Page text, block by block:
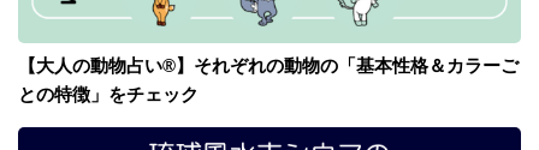
【大人の動物占い®】それぞれの動物の「基本性格＆カラーご
との特徴」をチェック